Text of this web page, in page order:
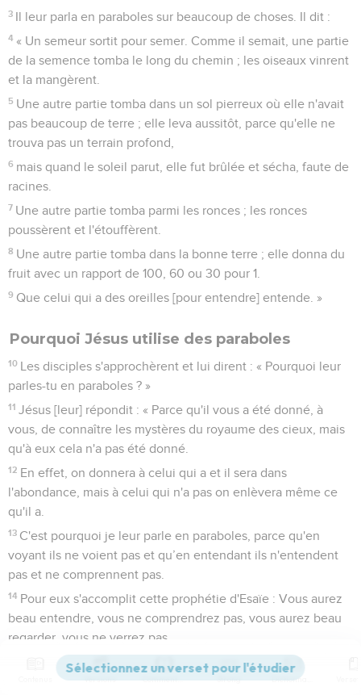
3 Il leur parla en paraboles sur beaucoup de choses. Il dit :
4 « Un semeur sortit pour semer. Comme il semait, une partie
de la semence tomba le long du chemin ; les oiseaux vinrent
et la mangèrent.
5 Une autre partie tomba dans un sol pierreux où elle n'avait
pas beaucoup de terre ; elle leva aussitôt, parce qu'elle ne
trouva pas un terrain profond,
6 mais quand le soleil parut, elle fut brûlée et sécha, faute de
racines.
7 Une autre partie tomba parmi les ronces ; les ronces
poussèrent et l'étouffèrent.
8 Une autre partie tomba dans la bonne terre ; elle donna du
fruit avec un rapport de 100, 60 ou 30 pour 1.
9 Que celui qui a des oreilles [pour entendre] entende. »
Pourquoi Jésus utilise des paraboles
10 Les disciples s'approchèrent et lui dirent : « Pourquoi leur
parles-tu en paraboles ? »
11 Jésus [leur] répondit : « Parce qu'il vous a été donné, à
vous, de connaître les mystères du royaume des cieux, mais
qu'à eux cela n'a pas été donné.
12 En effet, on donnera à celui qui a et il sera dans
l'abondance, mais à celui qui n'a pas on enlèvera même ce
qu'il a.
13 C'est pourquoi je leur parle en paraboles, parce qu'en
voyant ils ne voient pas et qu’en entendant ils n'entendent
pas et ne comprennent pas.
14 Pour eux s'accomplit cette prophétie d'Esaïe : Vous aurez
beau entendre, vous ne comprendrez pas, vous aurez beau
regarder, vous ne verrez pas.
En effet, le cœur de ce peuple est devenu insensible ; ils
se sont bouché les oreilles et ils ont fermé les yeux de peur
Versions Commentaires Strong